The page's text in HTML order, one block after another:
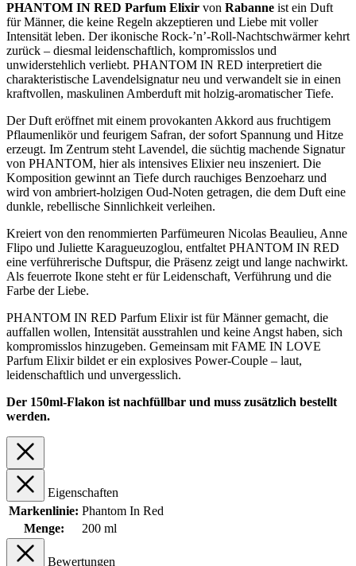
PHANTOM IN RED Parfum Elixir von Rabanne ist ein Duft
für Männer, die keine Regeln akzeptieren und Liebe mit voller
Intensität leben. Der ikonische Rock-’n’-Roll-Nachtschwärmer kehrt
zurück – diesmal leidenschaftlich, kompromisslos und
unwiderstehlich verliebt. PHANTOM IN RED interpretiert die
charakteristische Lavendelsignatur neu und verwandelt sie in einen
kraftvollen, maskulinen Amberduft mit holzig-aromatischer Tiefe.
Der Duft eröffnet mit einem provokanten Akkord aus fruchtigem
Pflaumenlikörund feurigem Safran, der sofort Spannung und Hitze
erzeugt. Im Zentrum steht Lavendel, die süchtig machende Signatur
von PHANTOM, hier als intensives Elixier neu inszeniert. Die
Komposition gewinnt an Tiefe durch rauchiges Benzoeharz und
wird von ambriert-holzigen Oud-Noten getragen, die dem Duft eine
dunkle, rebellische Sinnlichkeit verleihen.
Kreiert von den renommierten Parfümeuren Nicolas Beaulieu, Anne
Flipo und Juliette Karagueuzoglou, entfaltet PHANTOM IN RED
eine verführerische Duftspur, die Präsenz zeigt und lange nachwirkt.
Als feuerrote Ikone steht er für Leidenschaft, Verführung und die
Farbe der Liebe.
PHANTOM IN RED Parfum Elixir ist für Männer gemacht, die
auffallen wollen, Intensität ausstrahlen und keine Angst haben, sich
kompromisslos hinzugeben. Gemeinsam mit FAME IN LOVE
Parfum Elixir bildet er ein explosives Power-Couple – laut,
leidenschaftlich und unvergesslich.
Der 150ml-Flakon ist nachfüllbar und muss zusätzlich bestellt
werden.
Eigenschaften
Markenlinie: Phantom In Red
Menge:
200 ml
Bewertungen